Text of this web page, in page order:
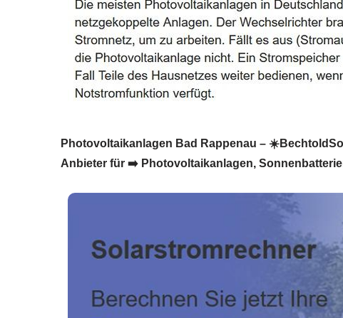
Photovoltaikanlagen Bad Rappenau –
Anbieter für ➡️ Photovoltaikanlagen,